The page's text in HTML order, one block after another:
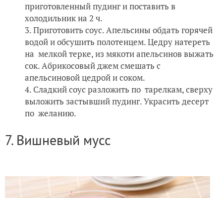
приготовленный пудинг и поставить в
холодильник на 2 ч.
Приготовить соус. Апельсины обдать горячей
водой и обсушить полотенцем. Цедру натереть
на мелкой терке, из мякоти апельсинов выжать
сок. Абрикосовый джем смешать с
апельсиновой цедрой и соком.
Сладкий соус разложить по тарелкам, сверху
выложить застывший пудинг. Украсить десерт
по желанию.
7. Вишневый мусс